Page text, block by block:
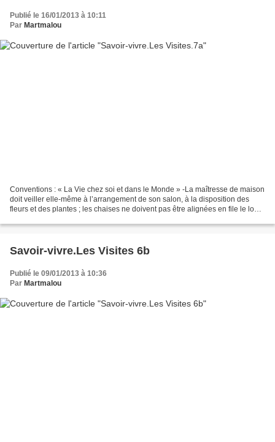
Publié le 16/01/2013 à 10:11
Par Martmalou
Conventions : « La Vie chez soi et dans le Monde » -La maîtresse de maison
doit veiller elle-même à l’arrangement de son salon, à la disposition des
fleurs et des plantes ; les chaises ne doivent pas être alignées en file le long
Savoir-vivre.Les Visites 6b
Publié le 09/01/2013 à 10:36
Par Martmalou